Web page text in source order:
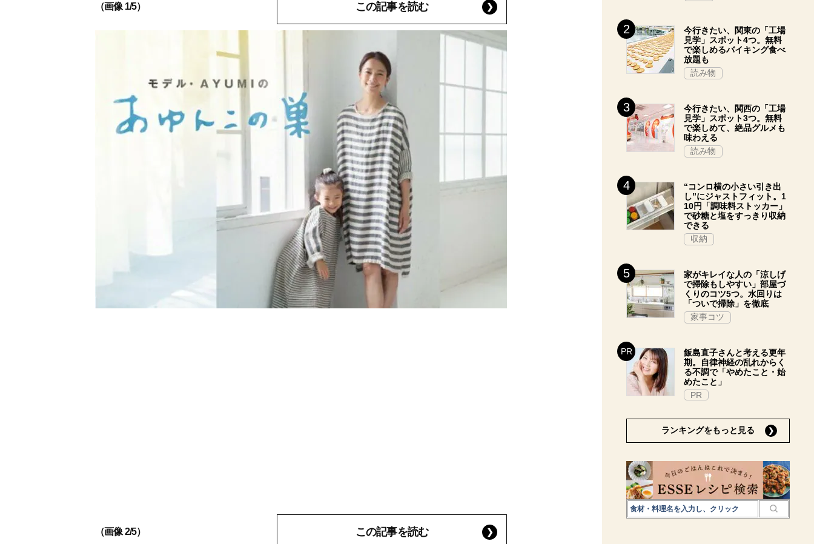
（画像 1/5） この記事を読む
（画像 2/5） この記事を読む
今行きたい、関東の「工場
見学」スポット4つ。無料
で楽しめるバイキング食べ
放題も
読み物
今行きたい、関西の「工場
見学」スポット3つ。無料
で楽しめて、絶品グルメも
味わえる
読み物
“コンロ横の小さい引き出
し”にジャストフィット。1
10円「調味料ストッカー」
で砂糖と塩をすっきり収納
できる
収納
家がキレイな人の「涼しげ
で掃除もしやすい」部屋づ
くりのコツ5つ。水回りは
「ついで掃除」を徹底
家事コツ
飯島直子さんと考える更年
期。自律神経の乱れからく
る不調で「やめたこと・始
めたこと」
PR
ランキングをもっと見る